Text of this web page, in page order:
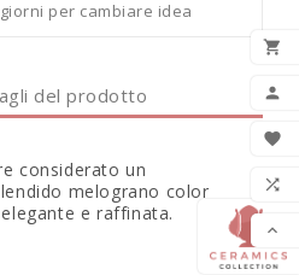





giorni per cambiare idea
del prodotto
considerato un
melograno color
e raffinata.